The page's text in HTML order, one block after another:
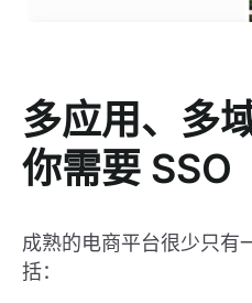
多应用、多
你需要 SSO
成熟的电商平台很少只有
括：